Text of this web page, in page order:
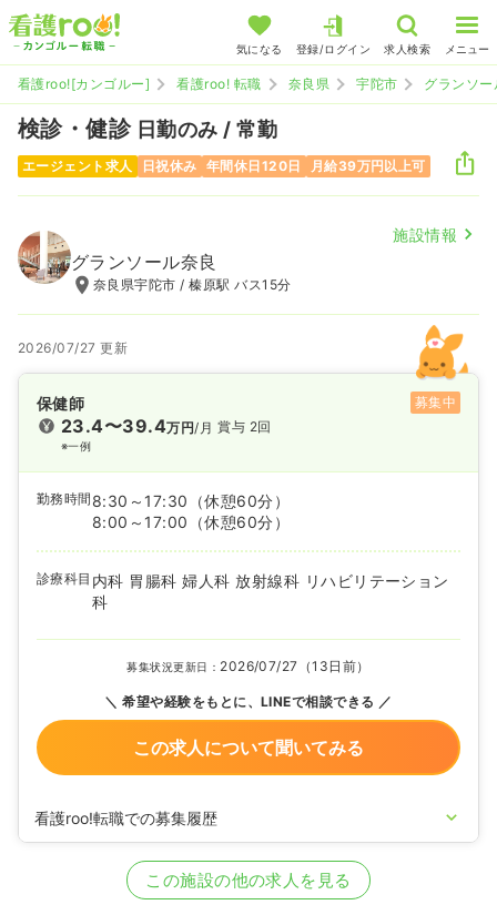
気になる 登録/ログイン 求人検索 メニュー
看護roo![カンゴルー] 看護roo! 転職 奈良県 宇陀市 グランソ
検診・健診日勤のみ / 常勤
エージェント求人 日祝休み 年間休日120日 月給39万円以上可
施設情報
グランソール奈良
奈良県宇陀市 / 榛原駅 バス15分
2026/07/27 更新
保健師 募集中
23.4〜39.4万円/月
※一例
賞与 2回
勤務時間 8:30～17:30
（休憩60分）
8:00～17:00
（休憩60分）
診療科目 内科 胃腸科 婦人科 放射線科 リハビリテーション
科
募集状況更新日： 2026/07/27（13日前）
希望や経験をもとに、LINEで相談できる
この求人について聞いてみる
看護roo!転職での募集履歴
保健師の募集を休止
保健師の募集を開始
この施設の他の求人を見る